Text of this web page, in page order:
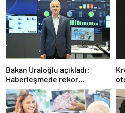
Bakan Uraloğlu açıkladı:
Haberleşmede rekor
büyüme!